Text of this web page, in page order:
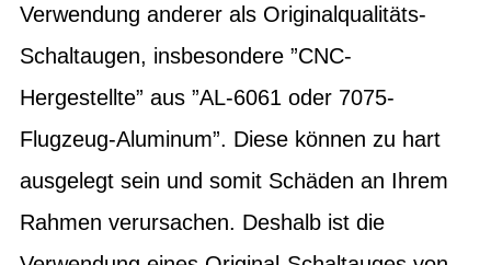
Verwendung anderer als Originalqualitäts-
Schaltaugen, insbesondere ”CNC-
Hergestellte” aus ”AL-6061 oder 7075-
Flugzeug-Aluminum”. Diese können zu hart
ausgelegt sein und somit Schäden an Ihrem
Rahmen verursachen. Deshalb ist die